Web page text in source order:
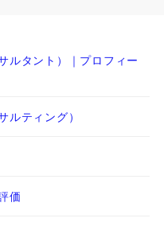
ルタント）｜プロフィー
ルティング）
価